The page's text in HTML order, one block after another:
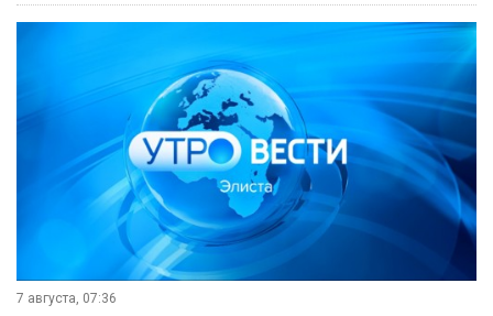
7 августа, 07:36